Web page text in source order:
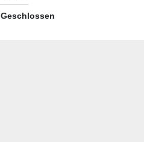
Geschlossen